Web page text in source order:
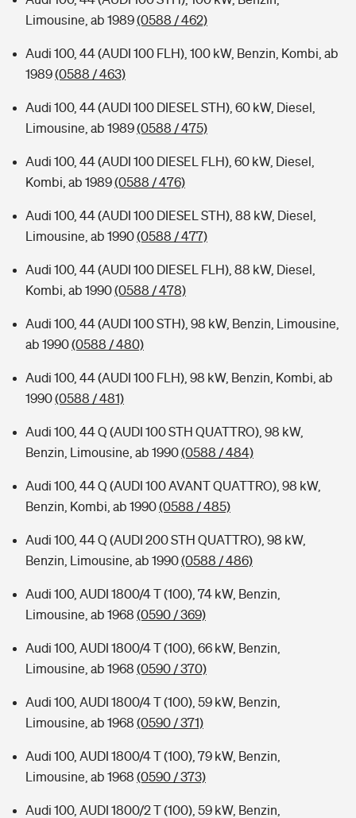
Limousine, ab 1989(0588 / 462)
Audi 100, 44 (AUDI 100 FLH), 100 kW, Benzin, Kombi, ab
1989(0588 / 463)
Audi 100, 44 (AUDI 100 DIESEL STH), 60 kW, Diesel,
Limousine, ab 1989(0588 / 475)
Audi 100, 44 (AUDI 100 DIESEL FLH), 60 kW, Diesel,
Kombi, ab 1989(0588 / 476)
Audi 100, 44 (AUDI 100 DIESEL STH), 88 kW, Diesel,
Limousine, ab 1990(0588 / 477)
Audi 100, 44 (AUDI 100 DIESEL FLH), 88 kW, Diesel,
Kombi, ab 1990(0588 / 478)
Audi 100, 44 (AUDI 100 STH), 98 kW, Benzin, Limousine,
ab 1990(0588 / 480)
Audi 100, 44 (AUDI 100 FLH), 98 kW, Benzin, Kombi, ab
1990(0588 / 481)
Audi 100, 44 Q (AUDI 100 STH QUATTRO), 98 kW,
Benzin, Limousine, ab 1990(0588 / 484)
Audi 100, 44 Q (AUDI 100 AVANT QUATTRO), 98 kW,
Benzin, Kombi, ab 1990(0588 / 485)
Audi 100, 44 Q (AUDI 200 STH QUATTRO), 98 kW,
Benzin, Limousine, ab 1990(0588 / 486)
Audi 100, AUDI 1800/4 T (100), 74 kW, Benzin,
Limousine, ab 1968 (0590 / 369)
Audi 100, AUDI 1800/4 T (100), 66 kW, Benzin,
Limousine, ab 1968 (0590 / 370)
Audi 100, AUDI 1800/4 T (100), 59 kW, Benzin,
Limousine, ab 1968 (0590 / 371)
Audi 100, AUDI 1800/4 T (100), 79 kW, Benzin,
Limousine, ab 1968 (0590 / 373)
Audi 100, AUDI 1800/2 T (100), 59 kW, Benzin,